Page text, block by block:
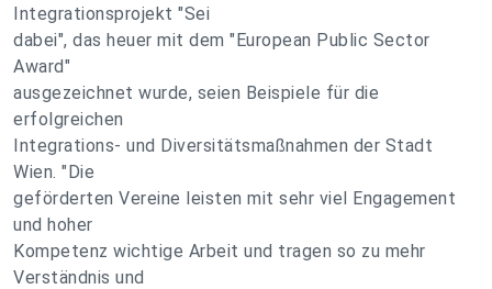
Integrationsprojekt "Sei
dabei", das heuer mit dem "European Public Sector
Award"
ausgezeichnet wurde, seien Beispiele für die
erfolgreichen
Integrations- und Diversitätsmaßnahmen der Stadt
Wien. "Die
geförderten Vereine leisten mit sehr viel Engagement
und hoher
Kompetenz wichtige Arbeit und tragen so zu mehr
Verständnis und